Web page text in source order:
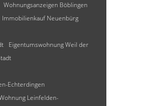
Wohnungsanzeigen Böblingen
Immobilienkauf Neuenbürg
Eigentumswohnung Weil der
Echterdingen
Leinfelden-